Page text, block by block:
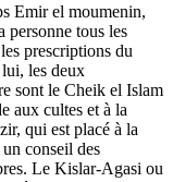
Emir el moumenin,
personne tous les
prescriptions du
lui, les deux
sont le Cheik el Islam
aux cultes et à la
qui est placé à la
conseil des
Le Kislar-Agasi ou